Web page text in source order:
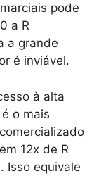
pode
a R
a grande
é inviável.
à alta
o mais
12x de R
Isso equivale